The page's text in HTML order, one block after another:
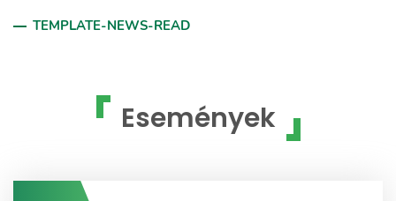
TEMPLATE-NEWS-READ
Események